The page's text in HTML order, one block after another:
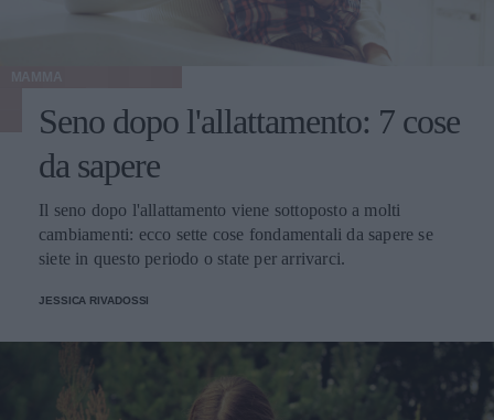
Seno dopo l'allattamento: 7 cose
da sapere
Il seno dopo l'allattamento viene sottoposto a molti
cambiamenti: ecco sette cose fondamentali da sapere se
siete in questo periodo o state per arrivarci.
JESSICA RIVADOSSI